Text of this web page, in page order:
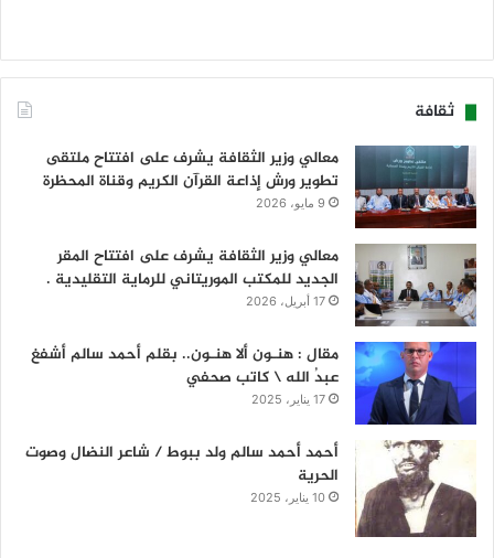
ثقافة
معالي وزير الثقافة يشرف على افتتاح ملتقى
تطوير ورش إذاعة القرآن الكريم وقناة المحظرة
9 مايو، 2026
معالي وزير الثقافة يشرف على افتتاح المقر
الجديد للمكتب الموريتاني للرماية التقليدية .
17 أبريل، 2026
مقال : هنـون ألا هنـون.. بقلم أحمد سالم أشفغ
عبدُ الله \ كاتب صحفي
17 يناير، 2025
أحمد أحمد سالم ولد ببوط / شاعر النضال وصوت
الحرية
10 يناير، 2025